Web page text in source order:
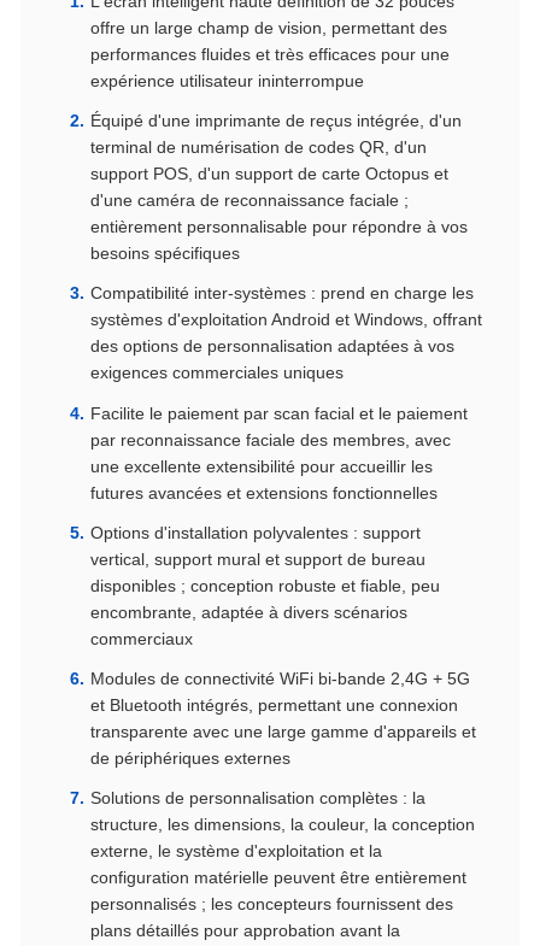
offre un large champ de vision, permettant des
performances fluides et très efficaces pour une
expérience utilisateur ininterrompue
Équipé d'une imprimante de reçus intégrée, d'un
terminal de numérisation de codes QR, d'un
support POS, d'un support de carte Octopus et
d'une caméra de reconnaissance faciale ;
entièrement personnalisable pour répondre à vos
besoins spécifiques
Compatibilité inter-systèmes : prend en charge les
systèmes d'exploitation Android et Windows, offrant
des options de personnalisation adaptées à vos
exigences commerciales uniques
Facilite le paiement par scan facial et le paiement
par reconnaissance faciale des membres, avec
une excellente extensibilité pour accueillir les
futures avancées et extensions fonctionnelles
Options d'installation polyvalentes : support
vertical, support mural et support de bureau
disponibles ; conception robuste et fiable, peu
encombrante, adaptée à divers scénarios
commerciaux
Modules de connectivité WiFi bi-bande 2,4G + 5G
et Bluetooth intégrés, permettant une connexion
transparente avec une large gamme d'appareils et
de périphériques externes
Solutions de personnalisation complètes : la
structure, les dimensions, la couleur, la conception
externe, le système d'exploitation et la
configuration matérielle peuvent être entièrement
personnalisés ; les concepteurs fournissent des
plans détaillés pour approbation avant la